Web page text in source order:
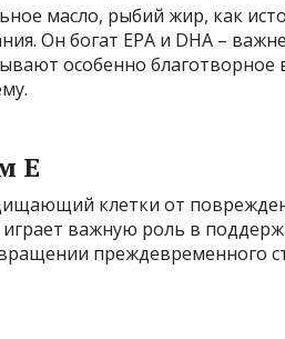
масло, рыбий жир, как
Он богат EPA и DHA –
особенно благотворное
Е
клетки от
важную роль в
преждевременного